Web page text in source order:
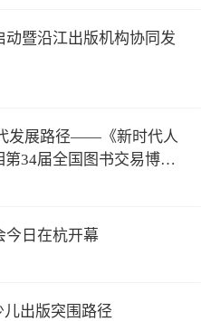
动暨沿江出版机构协同发
发展路径——《新时代人
34届全国图书交易博览
今日在杭开幕
出版突围路径